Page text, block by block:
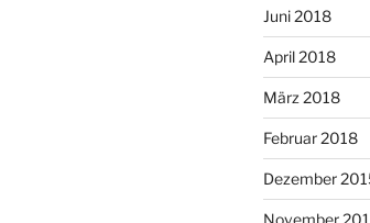
Juni 2018
April 2018
März 2018
Februar 2018
Dezember